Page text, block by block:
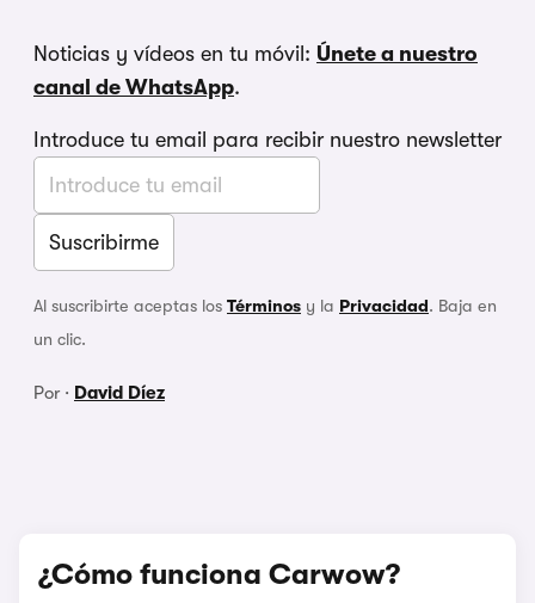
Noticias y vídeos en tu móvil: Únete a nuestro
canal de WhatsApp.
Introduce tu email para recibir nuestro newsletter
Al suscribirte aceptas los Términos y la Privacidad. Baja en
un clic.
Por · David Díez
¿Cómo funciona Carwow?